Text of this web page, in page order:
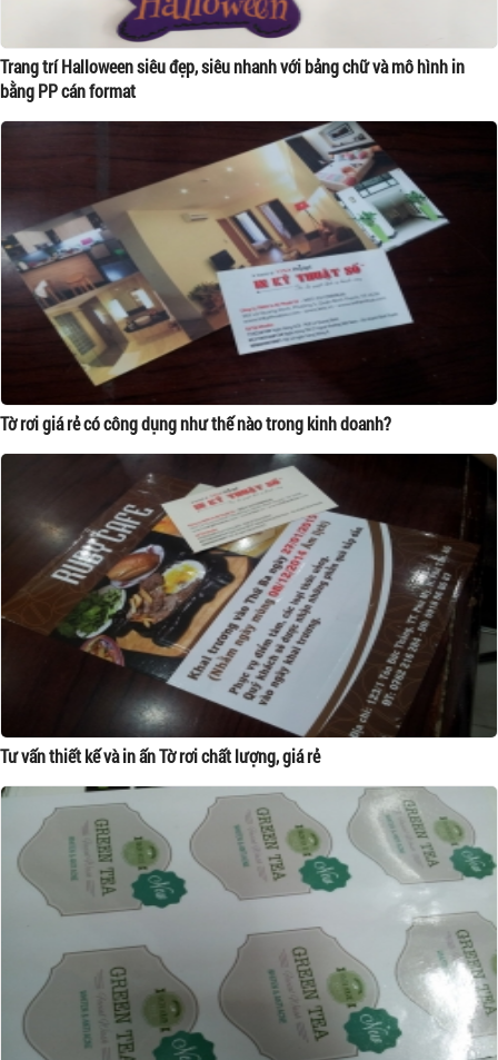
Trang trí Halloween siêu đẹp, siêu nhanh với bảng chữ và mô hình in
bằng PP cán format
Tờ rơi giá rẻ có công dụng như thế nào trong kinh doanh?
Tư vấn thiết kế và in ấn Tờ rơi chất lượng, giá rẻ